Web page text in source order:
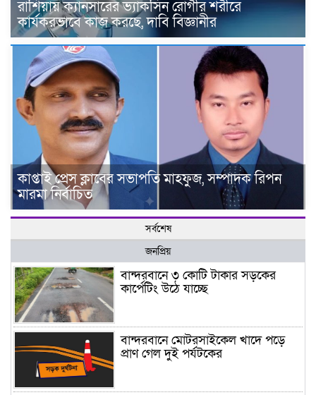
রাশিয়ায় ক্যানসারের ভ্যাকসিন রোগীর শরীরে
কার্যকরভাবে কাজ করছে, দাবি বিজ্ঞানীর
কাপ্তাই প্রেস ক্লাবের সভাপতি মাহফুজ, সম্পাদক রিপন
মারমা নির্বাচিত
সর্বশেষ
জনপ্রিয়
বান্দরবানে ৩ কোটি টাকার সড়কের
কার্পেটিং উঠে যাচ্ছে
বান্দরবানে মোটরসাইকেল খাদে পড়ে
প্রাণ গেল দুই পর্যটকের